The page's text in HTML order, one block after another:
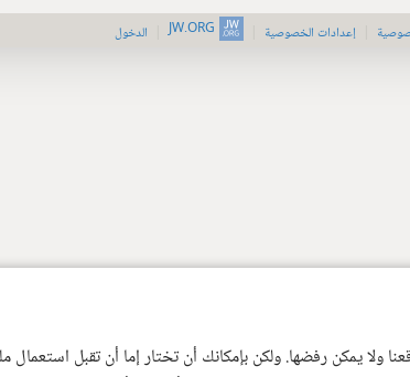
يمكن رفضها. ولكن بإمكانك أن تختار إما أن تقبل استعمال
إعدادات الخصوصية JW.ORG الدخول